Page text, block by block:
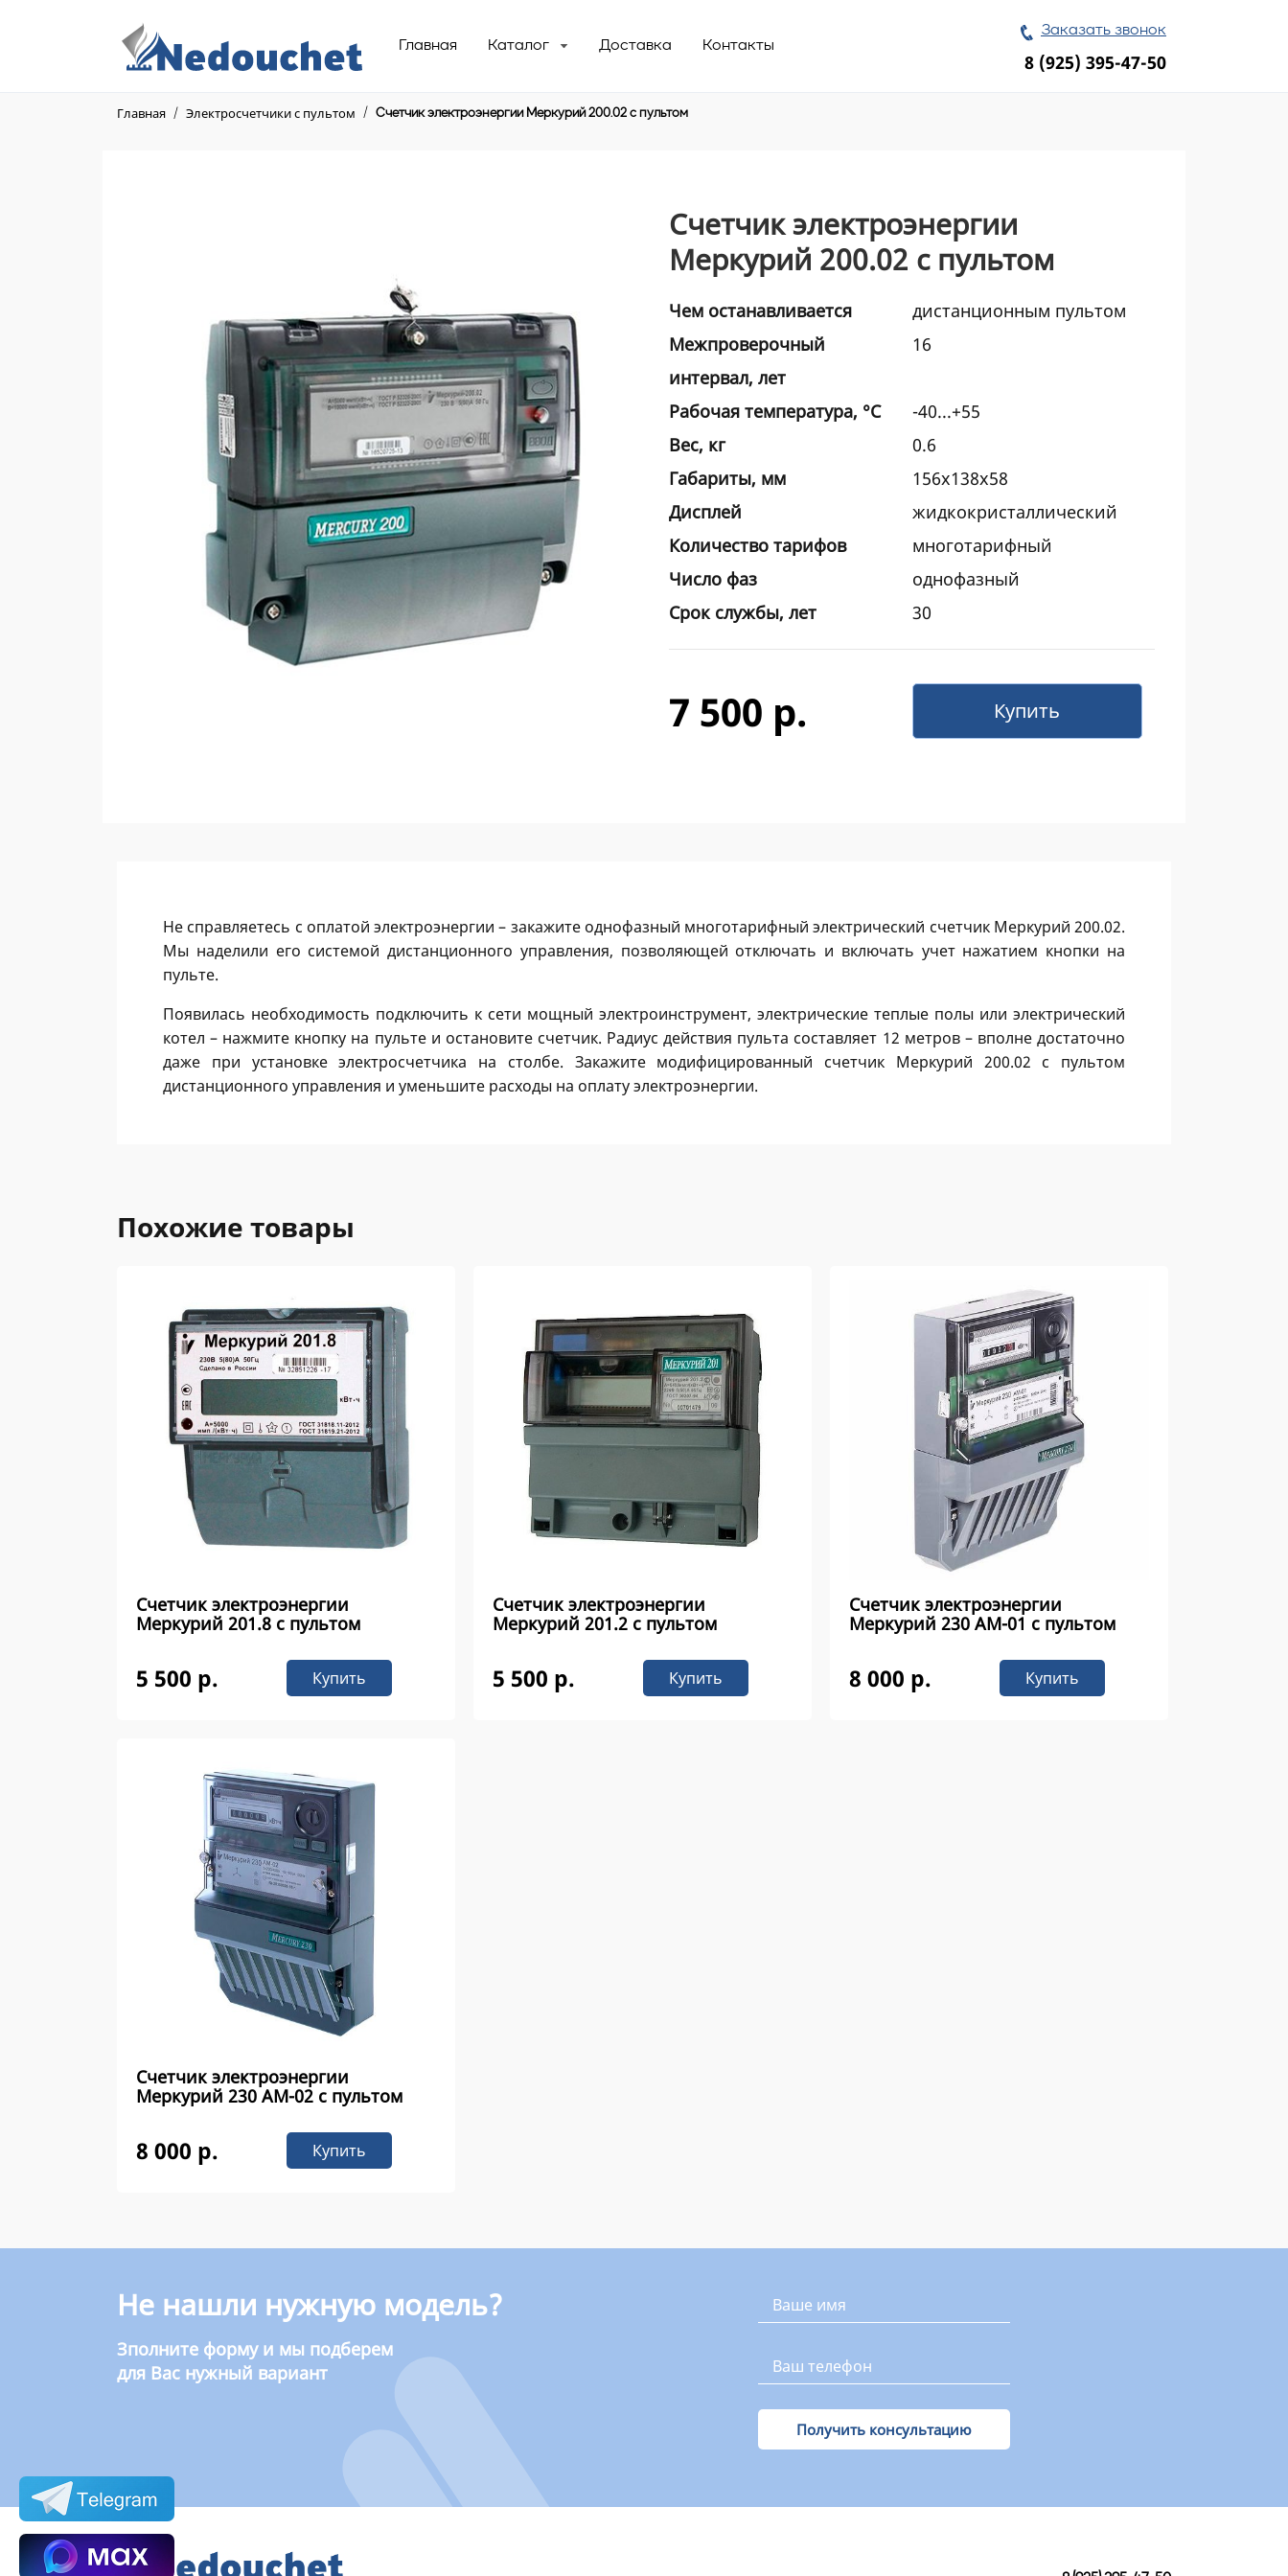
Главная Каталог
Приборы для электросчетчиков
Доставка Контакты
8 (925) 395-47-50
Заказать звонок
Главная Электросчетчики с пультом Счетчик электроэнергии Меркурий 200.02 с пультом
Счетчик электроэнергии
Меркурий 200.02 с пультом
Чем останавливается
дистанционным пультом
Межпроверочный
интервал, лет
16
Рабочая температура, °C
-40...+55
Вес, кг
0.6
Габариты, мм
156x138x58
Дисплей
жидкокристаллический
Количество тарифов
многотарифный
Число фаз
однофазный
Срок службы, лет
30
7 500 р. Купить
Не справляетесь с оплатой электроэнергии – закажите однофазный многотарифный электрический счетчик Меркурий 200.02.
Мы наделили его системой дистанционного управления, позволяющей отключать и включать учет нажатием кнопки на
пульте.
Появилась необходимость подключить к сети мощный электроинструмент, электрические теплые полы или электрический
котел – нажмите кнопку на пульте и остановите счетчик. Радиус действия пульта составляет 12 метров – вполне достаточно
даже при установке электросчетчика на столбе. Закажите модифицированный счетчик Меркурий 200.02 с пультом
дистанционного управления и уменьшите расходы на оплату электроэнергии.
Похожие товары
Счетчик электроэнергии
Меркурий 201.8 с пультом
5 500 р. Купить
Счетчик электроэнергии
Меркурий 201.2 с пультом
5 500 р. Купить
Счетчик электроэнергии
Меркурий 230 AM-01 с пультом
8 000 р. Купить
Счетчик электроэнергии
Меркурий 230 AM-02 с пультом
8 000 р. Купить
Не нашли нужную модель?
Зполните форму и мы подберем
для Вас нужный вариант
Получить консультацию